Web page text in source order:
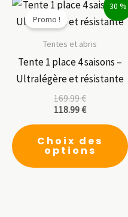
30 %
Promo !
Tentes et abris
Tente 1 place 4 saisons –
Ultralégère et résistante
169.99€
118.99€
Choix des
options